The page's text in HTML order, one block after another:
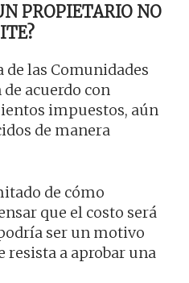
PROPIETARIO NO
las Comunidades
acuerdo con
impuestos, aún
de manera
de cómo
que el costo será
ser un motivo
resista a aprobar una